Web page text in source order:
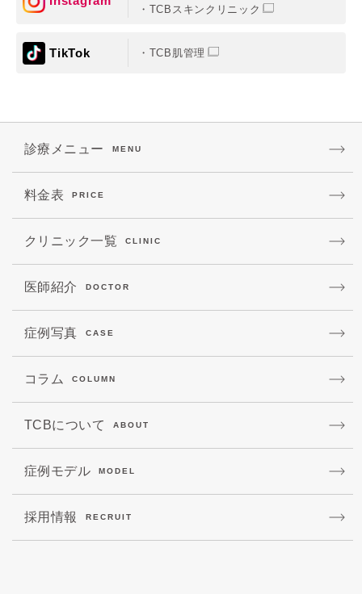
TCBスキンクリニック
TikTok TCB肌管理
診療メニュー MENU
料金表 PRICE
クリニック一覧 CLINIC
医師紹介 DOCTOR
症例写真 CASE
コラム COLUMN
TCBについて ABOUT
症例モデル MODEL
採用情報 RECRUIT